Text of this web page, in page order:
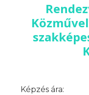
Képzés ára: